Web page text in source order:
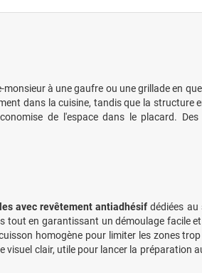
à une gaufre ou une grillade en
dans la cuisine, tandis que la structure
de l'espace dans le placard.
avec revêtement antiadhésif dédiées
tout en garantissant un démoulage facile
homogène pour limiter les zones
clair, utile pour lancer la préparation